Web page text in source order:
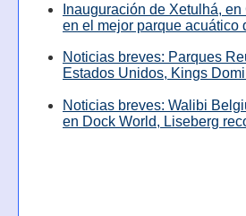
Inauguración de Xetulhá,
en el mejor parque acuático
Noticias breves: Parques
Estados Unidos, Kings
Noticias breves: Walibi
en Dock World, Liseberg